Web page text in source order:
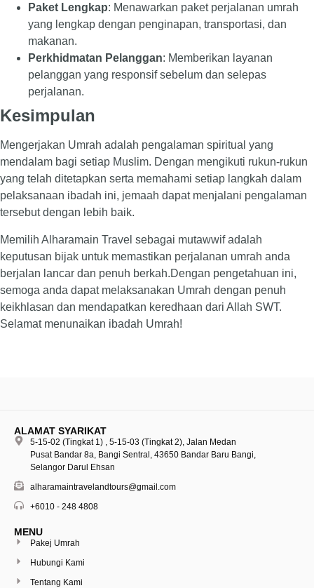
Paket Lengkap: Menawarkan paket perjalanan umrah
yang lengkap dengan penginapan, transportasi, dan
makanan.
Perkhidmatan Pelanggan: Memberikan layanan
pelanggan yang responsif sebelum dan selepas
perjalanan.
Kesimpulan
Mengerjakan Umrah adalah pengalaman spiritual yang
mendalam bagi setiap Muslim. Dengan mengikuti rukun-rukun
yang telah ditetapkan serta memahami setiap langkah dalam
pelaksanaan ibadah ini, jemaah dapat menjalani pengalaman
tersebut dengan lebih baik.
Memilih Alharamain Travel sebagai mutawwif adalah
keputusan bijak untuk memastikan perjalanan umrah anda
berjalan lancar dan penuh berkah.Dengan pengetahuan ini,
semoga anda dapat melaksanakan Umrah dengan penuh
keikhlasan dan mendapatkan keredhaan dari Allah SWT.
Selamat menunaikan ibadah Umrah!
ALAMAT SYARIKAT
5-15-02 (Tingkat 1) , 5-15-03 (Tingkat 2), Jalan Medan
Pusat Bandar 8a, Bangi Sentral, 43650 Bandar Baru Bangi,
Selangor Darul Ehsan
alharamaintravelandtours@gmail.com
+6010 - 248 4808
MENU
Pakej Umrah
Hubungi Kami
Tentang Kami